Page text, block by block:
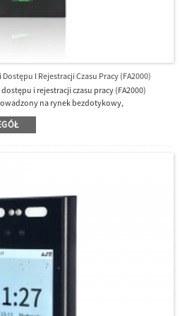
I Rejestracji Czasu Pracy (FA2000)
i rejestracji czasu pracy (FA2000)
na rynek bezdotykowy,
obsługuje komunikację
systemem rejestrowania czasu odcisków